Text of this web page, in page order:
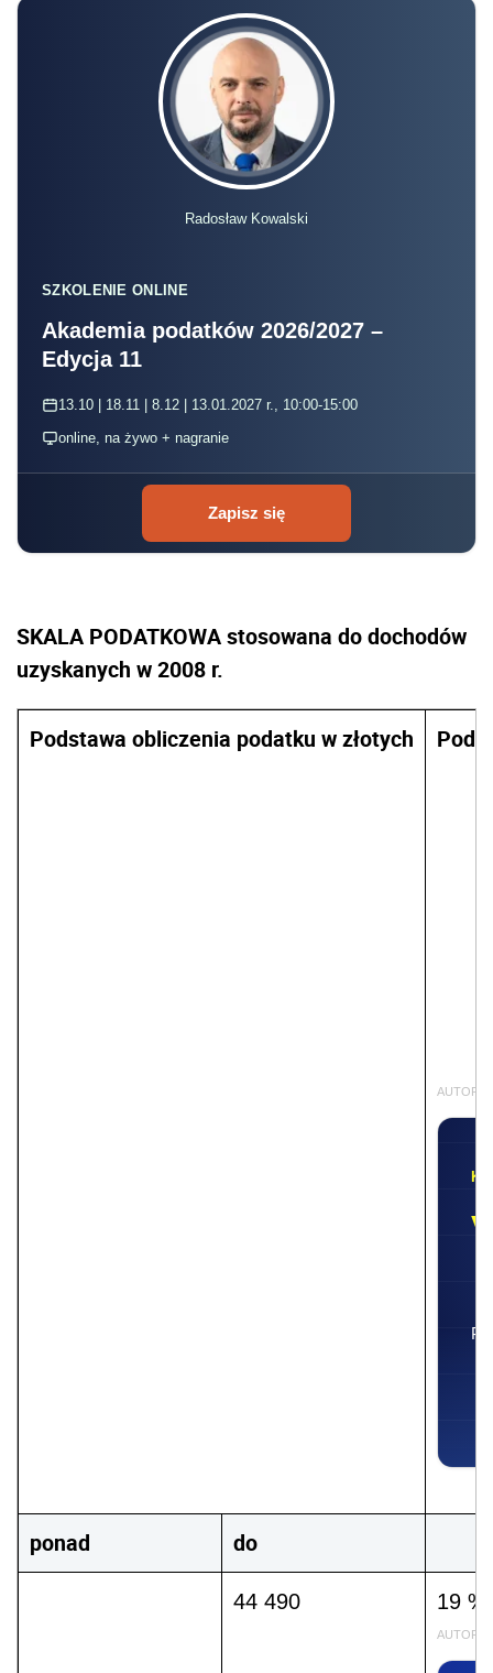
Radosław Kowalski
SZKOLENIE ONLINE
Akademia podatków 2026/2027 –
Edycja 11
13.10 | 18.11 | 8.12 | 13.01.2027 r., 10:00-15:00
online, na żywo + nagranie
Zapisz się
SKALA PODATKOWA stosowana do dochodów
uzyskanych w 2008 r.
Podstawa obliczenia podatku w złotych
V
ponad do
44 490 19